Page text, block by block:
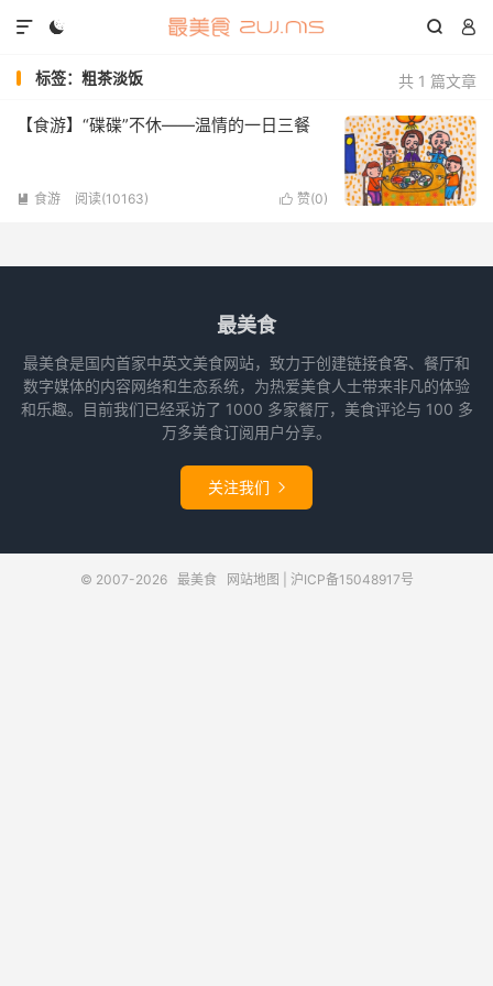
  

共 1 篇文章
标签：粗茶淡饭
【食游】“碟碟”不休——温情的一日三餐
 赞(0)
 食游 阅读(10163)
最美食
最美食是国内首家中英文美食网站，致力于创建链接食客、餐厅和
数字媒体的内容网络和生态系统，为热爱美食人士带来非凡的体验
和乐趣。目前我们已经采访了 1000 多家餐厅，美食评论与 100 多
万多美食订阅用户分享。
关注我们 
© 2007-2026 最美食 网站地图 沪ICP备15048917号